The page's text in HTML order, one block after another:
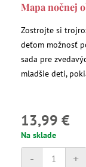
Mapa nočnej
Zostrojte si
deťom možnosť
sada pre
mladšie deti,
13,99 €
Na sklade
+
-